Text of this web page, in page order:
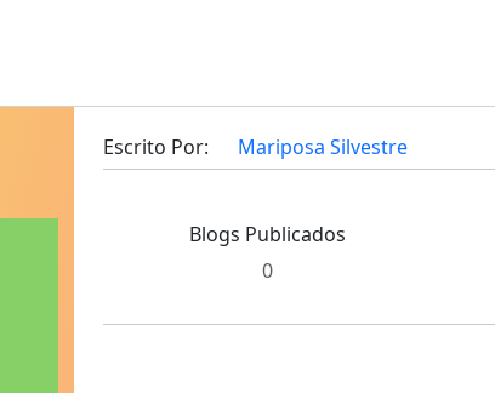
Escrito Por: Mariposa Silvestre
Blogs Publicados
0